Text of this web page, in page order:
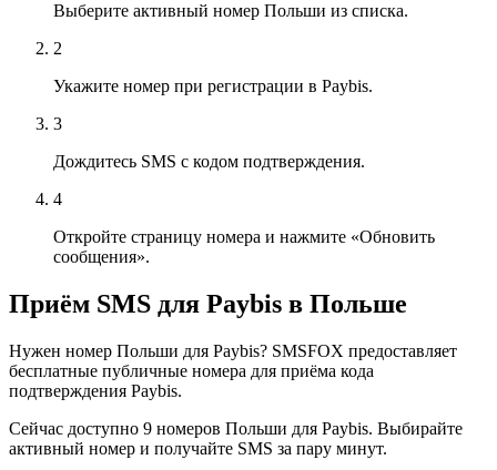
Выберите активный номер Польши из списка.
2
Укажите номер при регистрации в Paybis.
3
Дождитесь SMS с кодом подтверждения.
4
Откройте страницу номера и нажмите «Обновить
сообщения».
Приём SMS для Paybis в Польше
Нужен номер Польши для Paybis? SMSFOX предоставляет
бесплатные публичные номера для приёма кода
подтверждения Paybis.
Сейчас доступно 9 номеров Польши для Paybis. Выбирайте
активный номер и получайте SMS за пару минут.